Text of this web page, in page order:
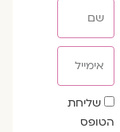
שדה
הסכמה
שליחת
הטופס